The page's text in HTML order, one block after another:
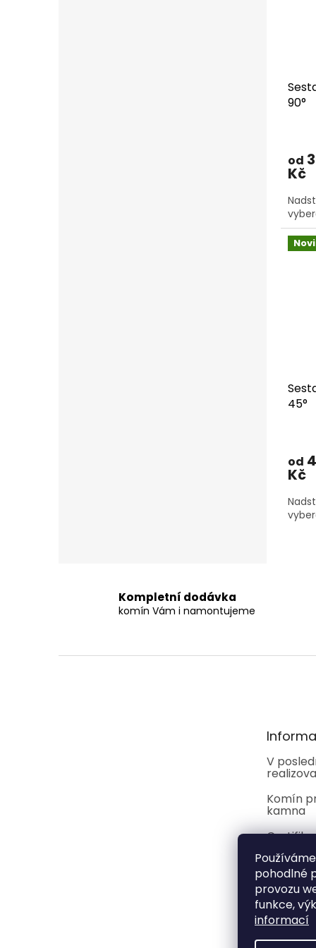
pohodlné
provozu
funkce,
informací
90°
od
Kč
45°
od
Kč
Kompletní dodávka
komín Vám i namontujeme
V
Komín
kamna